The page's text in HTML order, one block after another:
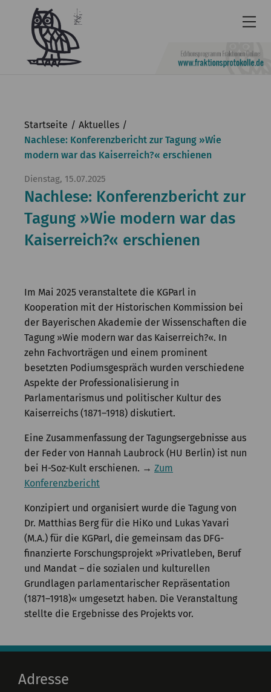
Barrierefrei
Leichte
Sprache
Kontakt
English
KGParl
Institut
Forschung
Publikationen
Startseite
Aktuelles
Nachlese: Konferenzbericht zur Tagung »Wie
modern war das Kaiserreich?« erschienen
Dienstag, 15.07.2025
Nachlese: Konferenzbericht zur
Tagung »Wie modern war das
Kaiserreich?« erschienen
Im Mai 2025 veranstaltete die KGParl in
Kooperation mit der Historischen Kommission bei
der Bayerischen Akademie der Wissenschaften die
Tagung »Wie modern war das Kaiserreich?«. In
zehn Fachvorträgen und einem prominent
besetzten Podiumsgespräch wurden verschiedene
Aspekte der Professionalisierung in
Parlamentarismus und politischer Kultur des
Kaiserreichs (1871–1918) diskutiert.
Eine Zusammenfassung der Tagungsergebnisse aus
der Feder von Hannah Laubrock (HU Berlin) ist nun
bei H-Soz-Kult erschienen. → Zum
Konferenzbericht
Konzipiert und organisiert wurde die Tagung von
Dr. Matthias Berg für die HiKo und Lukas Yavari
(M.A.) für die KGParl, die gemeinsam das DFG-
finanzierte Forschungsprojekt »Privatleben, Beruf
und Mandat – die sozialen und kulturellen
Grundlagen parlamentarischer Repräsentation
(1871–1918)« umgesetzt haben. Die Veranstaltung
stellte die Ergebnisse des Projekts vor.
Adresse